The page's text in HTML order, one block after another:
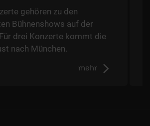
gehören zu den
Bühnenshows auf der
drei Konzerte kommt die
nach München.
mehr